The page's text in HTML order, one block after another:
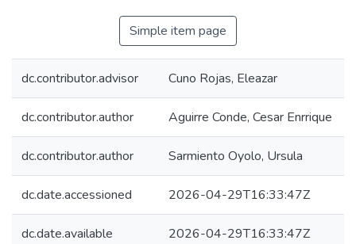
Simple item page
dc.contributor.advisor Cuno Rojas, Eleazar
dc.contributor.author Aguirre Conde, Cesar Enrrique
dc.contributor.author Sarmiento Oyolo, Ursula
dc.date.accessioned 2026-04-29T16:33:47Z
dc.date.available 2026-04-29T16:33:47Z